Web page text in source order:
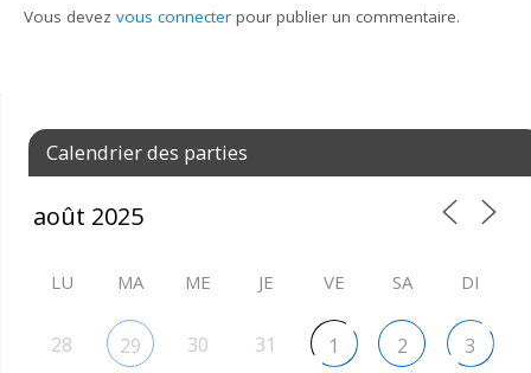
Vous devezvous connecter pour publier un commentaire.
Calendrier des parties
LU MA ME JE VE SA DI
28 29 30 31 1 2 3